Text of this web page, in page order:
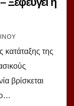
της
βρίσκεται